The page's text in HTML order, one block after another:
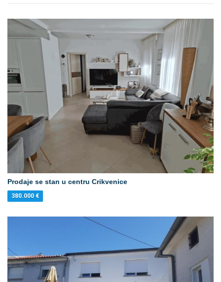
Prodaje se stan u centru Crikvenice
380.000 €